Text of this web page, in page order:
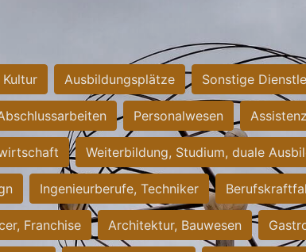
Ausbildungsplätze Sonstige
Personalwesen
Weiterbildung, Studium, duale
Ingenieurberufe, Techniker
Franchise Architektur, Bauwesen